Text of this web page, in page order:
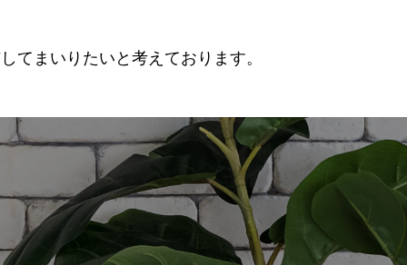
てまいりたいと考えております。